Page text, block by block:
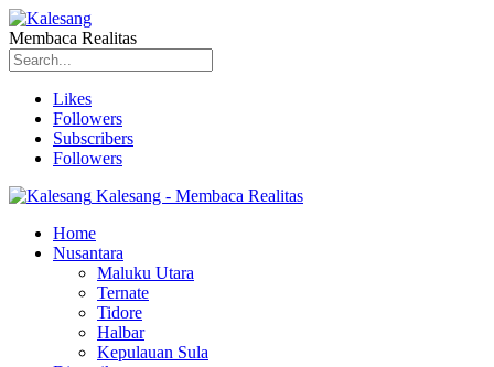
Membaca Realitas
Likes
Followers
Subscribers
Followers
Kalesang - Membaca Realitas
Home
Nusantara
Maluku Utara
Ternate
Tidore
Halbar
Kepulauan Sula